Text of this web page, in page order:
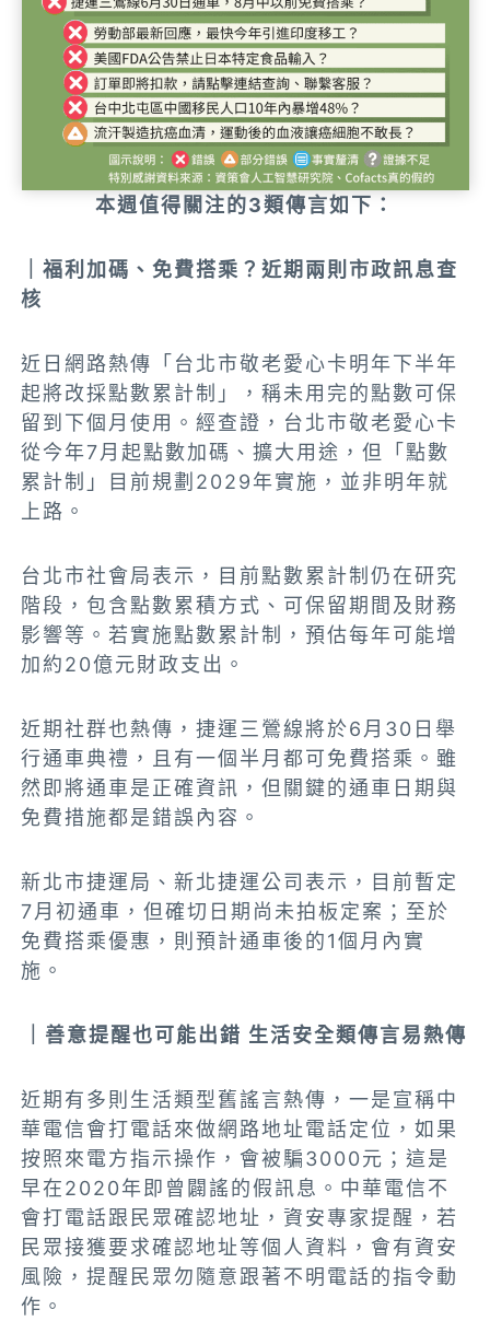
本週值得關注的3類傳言如下：
｜福利加碼、免費搭乘？近期兩則市政訊息查
核
近日網路熱傳「台北市敬老愛心卡明年下半年
起將改採點數累計制」，稱未用完的點數可保
留到下個月使用。經查證，台北市敬老愛心卡
從今年7月起點數加碼、擴大用途，但「點數
累計制」目前規劃2029年實施，並非明年就
上路。
台北市社會局表示，目前點數累計制仍在研究
階段，包含點數累積方式、可保留期間及財務
影響等。若實施點數累計制，預估每年可能增
加約20億元財政支出。
近期社群也熱傳，捷運三鶯線將於6月30日舉
行通車典禮，且有一個半月都可免費搭乘。雖
然即將通車是正確資訊，但關鍵的通車日期與
免費措施都是錯誤內容。
新北市捷運局、新北捷運公司表示，目前暫定
7月初通車，但確切日期尚未拍板定案；至於
免費搭乘優惠，則預計通車後的1個月內實
施。
｜善意提醒也可能出錯 生活安全類傳言易熱傳
近期有多則生活類型舊謠言熱傳，一是宣稱中
華電信會打電話來做網路地址電話定位，如果
按照來電方指示操作，會被騙3000元；這是
早在2020年即曾闢謠的假訊息。中華電信不
會打電話跟民眾確認地址，資安專家提醒，若
民眾接獲要求確認地址等個人資料，會有資安
風險，提醒民眾勿隨意跟著不明電話的指令動
作。